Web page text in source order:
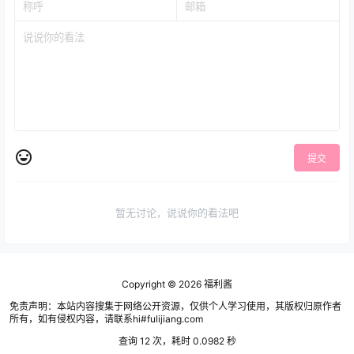
提交
暂无讨论，说说你的看法吧
Copyright © 2026 福利酱
免责声明：本站内容搜集于网络公开资源，仅供个人学习使用，其版权归原作者
所有，如有侵权内容，请联系hi#fulijiang.com
查询 12 次，耗时 0.0982 秒